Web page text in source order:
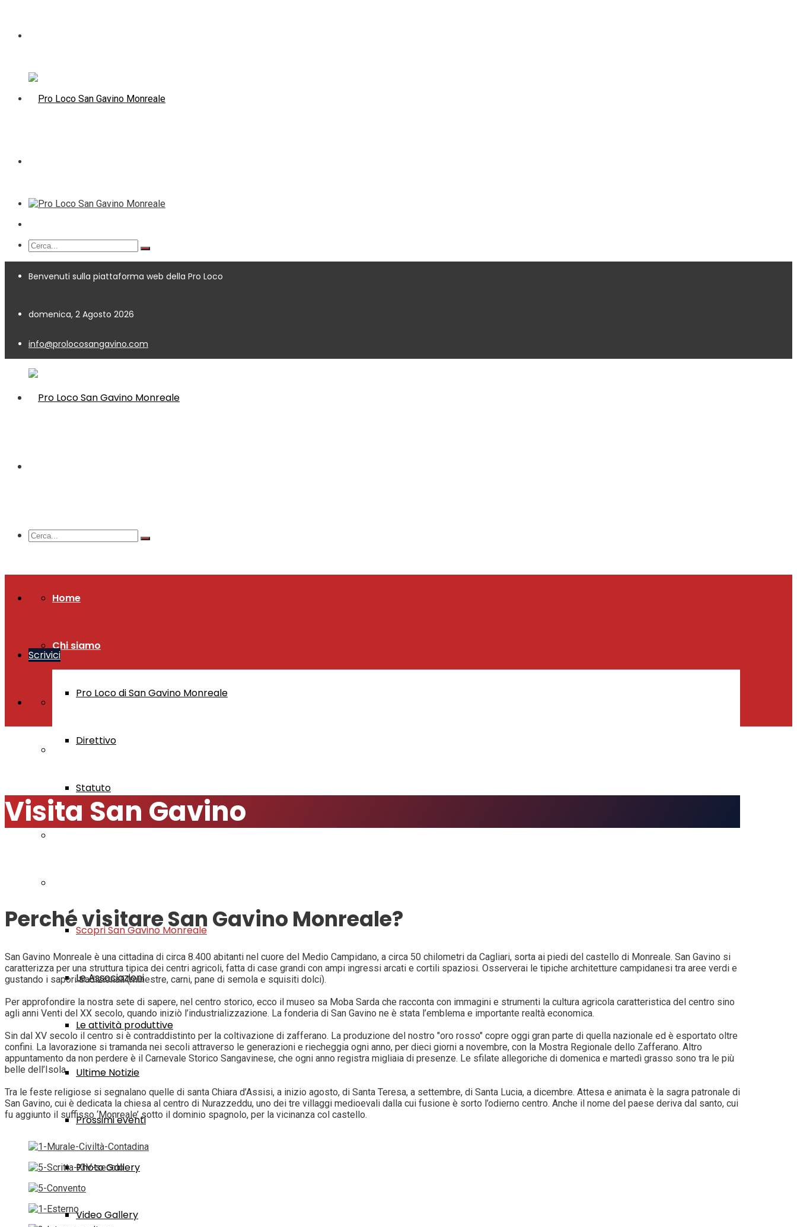
Benvenuti sulla piattaforma web della Pro Loco
domenica, 2 Agosto 2026
info@prolocosangavino.com
Home
Chi siamo
Pro Loco di San Gavino Monreale
Direttivo
Statuto
Scopri San Gavino Monreale
Le Associazioni
Le attività produttive
Ultime Notizie
Prossimi eventi
Photo Gallery
Video Gallery
Scrivici
Visita San Gavino
Perché visitare San Gavino Monreale?
San Gavino Monreale è una cittadina di circa 8.400 abitanti nel cuore del Medio Campidano, a circa 50 chilometri da Cagliari, sorta ai piedi del castello di Monreale. San Gavino si
caratterizza per una struttura tipica dei centri agricoli, fatta di case grandi con ampi ingressi arcati e cortili spaziosi. Osserverai le tipiche architetture campidanesi tra aree verdi e
gustando i sapori tradizionali (minestre, carni, pane di semola e squisiti dolci).
Per approfondire la nostra sete di sapere, nel centro storico, ecco il museo sa Moba Sarda che racconta con immagini e strumenti la cultura agricola caratteristica del centro sino
agli anni Venti del XX secolo, quando iniziò l’industrializzazione. La fonderia di San Gavino ne è stata l’emblema e importante realtà economica.
Sin dal XV secolo il centro si è contraddistinto per la coltivazione di zafferano. La produzione del nostro "oro rosso" copre oggi gran parte di quella nazionale ed è esportato oltre
confini. La lavorazione si tramanda nei secoli attraverso le generazioni e riecheggia ogni anno, per dieci giorni a novembre, con la Mostra Regionale dello Zafferano. Altro
appuntamento da non perdere è il Carnevale Storico Sangavinese, che ogni anno registra migliaia di presenze. Le sfilate allegoriche di domenica e martedì grasso sono tra le più
belle dell’Isola.
Tra le feste religiose si segnalano quelle di santa Chiara d’Assisi, a inizio agosto, di Santa Teresa, a settembre, di Santa Lucia, a dicembre. Attesa e animata è la sagra patronale di
San Gavino, cui è dedicata la chiesa al centro di Nurazzeddu, uno dei tre villaggi medioevali dalla cui fusione è sorto l’odierno centro. Anche il nome del paese deriva dal santo, cui
fu aggiunto il suffisso ‘Monreale’ sotto il dominio spagnolo, per la vicinanza col castello.